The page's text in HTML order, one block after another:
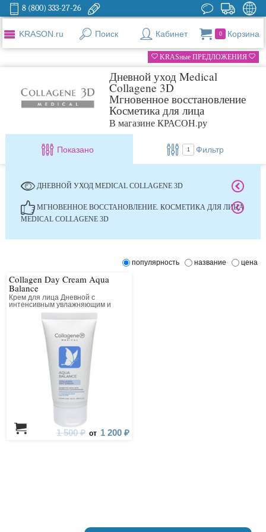
8 (800) 333-27-26
KRASON.ru Поиск Кабинет 0 Корзина
KRASные ПРЕДЛОЖЕНИЯ
Дневной уход Medical
Collagene 3D
Мгновенное восстановление
Косметика для лица
В магазине КРАСОН.ру
Показано 1 Фильтр
ДНЕВНОЙ УХОД MEDICAL COLLAGENE 3D
МГНОВЕННОЕ ВОССТАНОВЛЕНИЕ. КОСМЕТИКА ДЛЯ ЛИЦА
MEDICAL COLLAGENE 3D
популярность название цена
Collagen Day Cream Aqua
Balance
Крем для лица Дневной с
интенсивным увлажняющим и
лифтинг действием
1 500 ₽ от 1 200 ₽